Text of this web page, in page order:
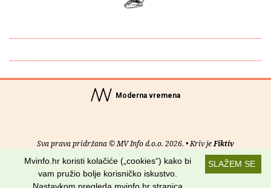
Moderna vremena
Sva prava pridržana © MV Info d.o.o. 2026. • Kriv jeFiktiv
O nama• Pomoć• Uvjeti korištenja•RSS kanaliSLAŽEM SE
Mvinfo.hr koristi kolačiće („cookies“) kako bi
vam pružio bolje korisničko iskustvo.